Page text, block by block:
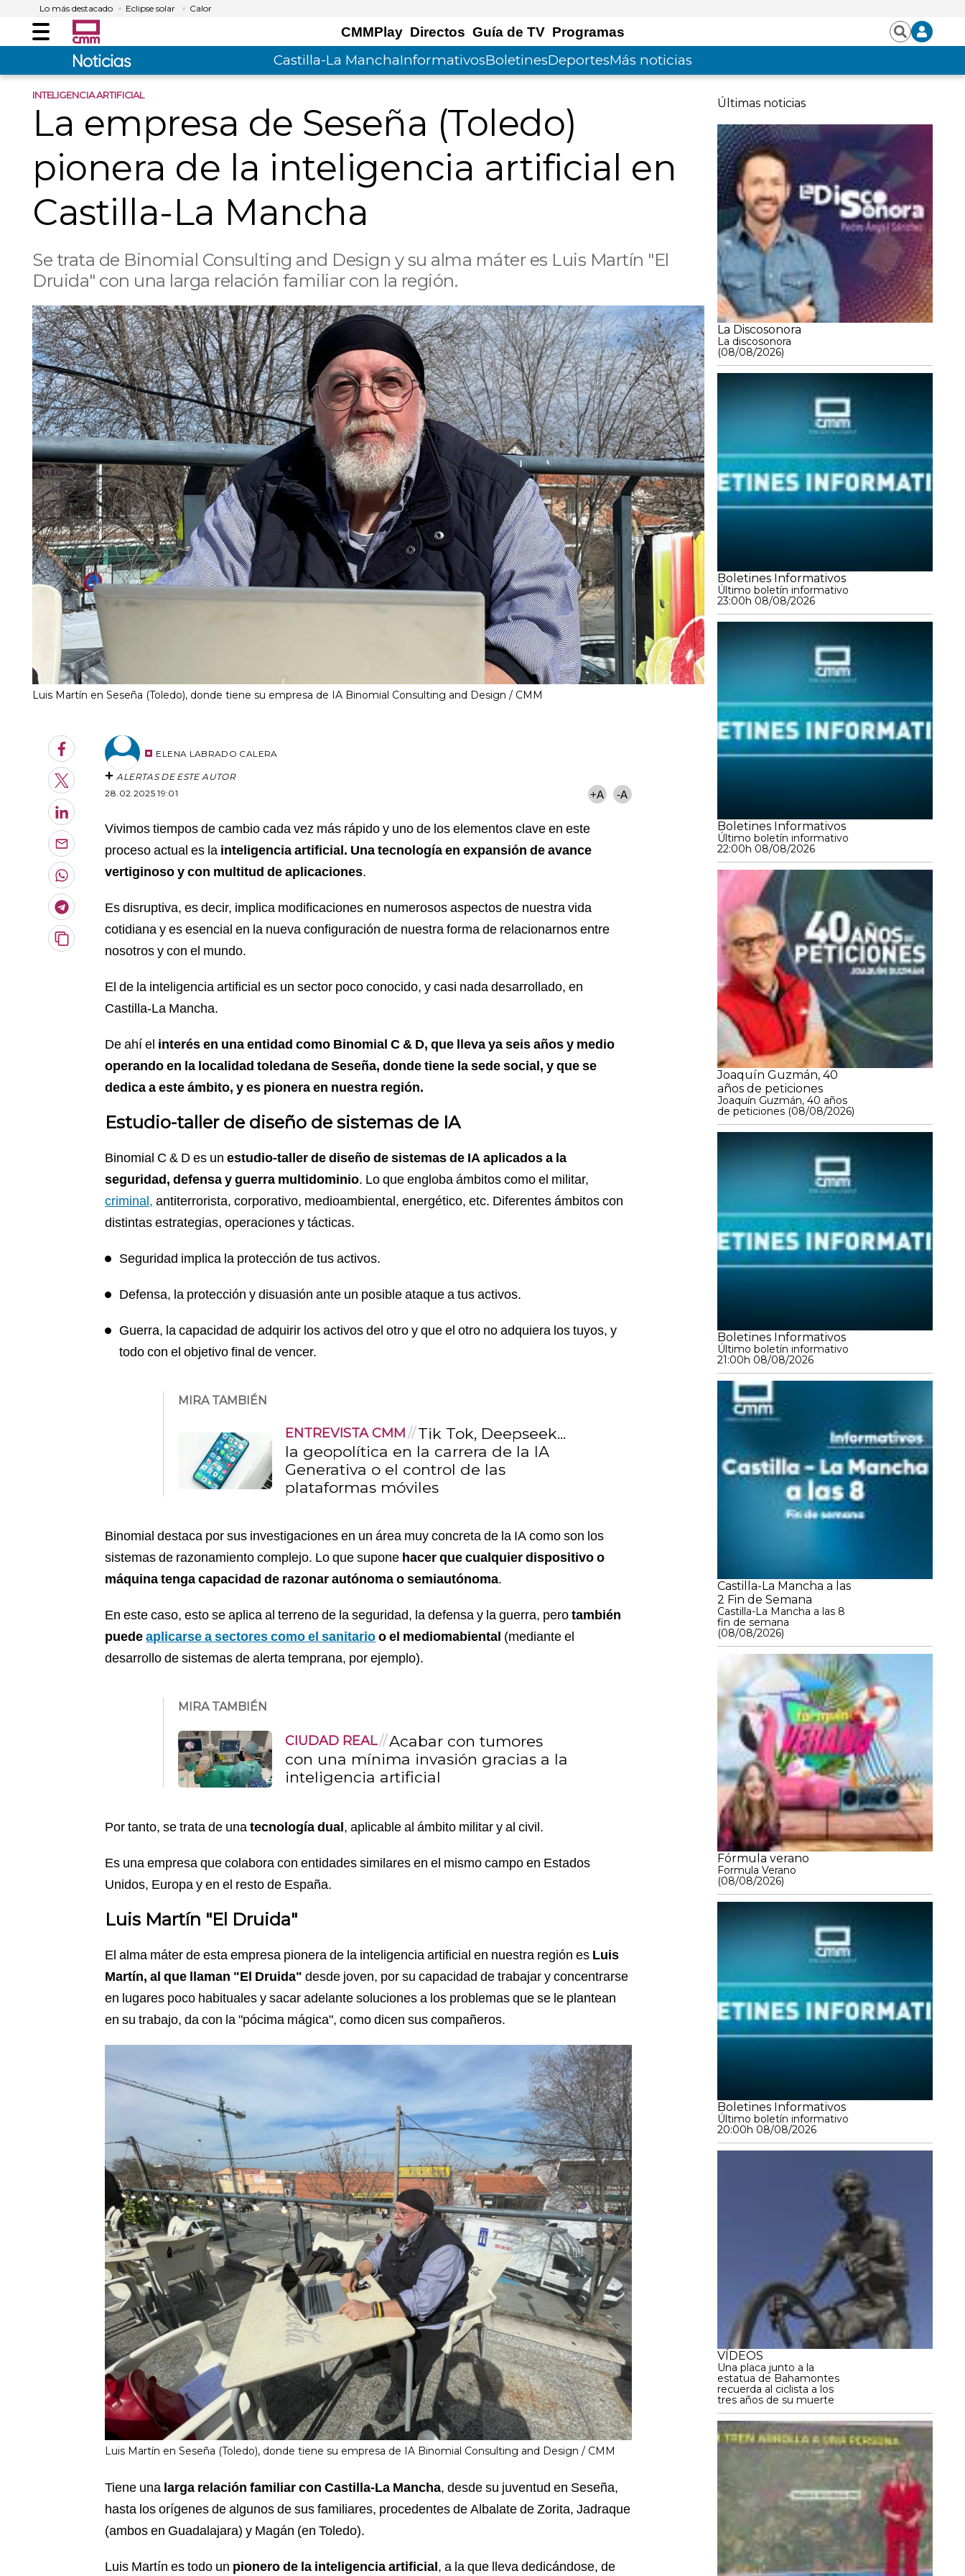
Lo más destacado Eclipse solar Calor
Menú CMMPlay Directos Guía de TV Programas BuscarIniciar
sesión
Castilla-La ManchaInformativosBoletinesDeportesMás noticias
INTELIGENCIA ARTIFICIAL
La empresa de Seseña (Toledo)
pionera de la inteligencia artificial en
Castilla-La Mancha
Se trata de Binomial Consulting and Design y su alma máter es Luis Martín "El
Druida" con una larga relación familiar con la región.
Luis Martín en Seseña (Toledo), donde tiene su empresa de IA Binomial Consulting and Design CMM
Facebook
Twitter
LinkedIn
Enviar
por
Email
Whatsapp
Telegram
Copiar
artículo
ELENA LABRADO CALERA
ALERTAS DE ESTE AUTOR
28.02.2025 19:01
+A -A
Vivimos tiempos de cambio cada vez más rápido y uno de los elementos clave en este
proceso actual es la inteligencia artificial. Una tecnología en expansión de avance
vertiginoso y con multitud de aplicaciones.
Es disruptiva, es decir, implica modificaciones en numerosos aspectos de nuestra vida
cotidiana y es esencial en la nueva configuración de nuestra forma de relacionarnos entre
nosotros y con el mundo.
El de la inteligencia artificial es un sector poco conocido, y casi nada desarrollado, en
Castilla-La Mancha.
De ahí el interés en una entidad como Binomial C & D, que lleva ya seis años y medio
operando en la localidad toledana de Seseña, donde tiene la sede social, y que se
dedica a este ámbito, y es pionera en nuestra región.
Estudio-taller de diseño de sistemas de IA
Binomial C & D es unestudio-taller de diseño de sistemas de IA aplicados a la
seguridad, defensa y guerra multidominio. Lo que engloba ámbitos como el militar,
criminal, antiterrorista, corporativo, medioambiental, energético, etc. Diferentes ámbitos con
distintas estrategias, operaciones y tácticas.
Seguridad implica la protección de tus activos.
Defensa, la protección y disuasión ante un posible ataque a tus activos.
Guerra, la capacidad de adquirir los activos del otro y que el otro no adquiera los tuyos, y
todo con el objetivo final de vencer.
MIRA TAMBIÉN
ENTREVISTA CMM
Tik Tok, Deepseek...
la geopolítica en la carrera de la IA
Generativa o el control de las
plataformas móviles
Binomial destaca por sus investigaciones en un área muy concreta de la IA como son los
sistemas de razonamiento complejo. Lo que supone hacer que cualquier dispositivo o
máquina tenga capacidad de razonar autónoma o semiautónoma.
En este caso, esto se aplica al terreno de la seguridad, la defensa y la guerra, perotambién
puedeaplicarse a sectores como el sanitarioo el mediomabiental (mediante el
desarrollo de sistemas de alerta temprana, por ejemplo).
MIRA TAMBIÉN
CIUDAD REAL
Acabar con tumores
con una mínima invasión gracias a la
inteligencia artificial
Por tanto, se trata de unatecnología dual, aplicable al ámbito militar y al civil.
Es una empresa que colabora con entidades similares en el mismo campo en Estados
Unidos, Europa y en el resto de España.
Luis Martín "El Druida"
El alma máter de esta empresa pionera de la inteligencia artificial en nuestra región es Luis
Martín, al que llaman "El Druida"desde joven, por su capacidad de trabajar y concentrarse
en lugares poco habituales y sacar adelante soluciones a los problemas que se le plantean
en su trabajo, da con la "pócima mágica", como dicen sus compañeros.
Luis Martín en Seseña (Toledo), donde tiene su empresa de IA Binomial Consulting and Design CMM
Tiene una larga relación familiar con Castilla-La Mancha, desde su juventud en Seseña,
hasta los orígenes de algunos de sus familiares, procedentes de Albalate de Zorita, Jadraque
(ambos en Guadalajara) y Magán (en Toledo).
Luis Martín es todo un pionero de la inteligencia artificial, a la que lleva dedicándose, de
Últimas noticias
La Discosonora
La discosonora
(08/08/2026)
Boletines Informativos
Último boletín informativo
23:00h 08/08/2026
Boletines Informativos
Último boletín informativo
22:00h 08/08/2026
Joaquín Guzmán, 40
años de peticiones
Joaquín Guzmán, 40 años
de peticiones (08/08/2026)
Boletines Informativos
Último boletín informativo
21:00h 08/08/2026
Castilla-La Mancha a las
2 Fin de Semana
Castilla-La Mancha a las 8
fin de semana
(08/08/2026)
Fórmula verano
Formula Verano
(08/08/2026)
Boletines Informativos
Último boletín informativo
20:00h 08/08/2026
VÍDEOS
Una placa junto a la
estatua de Bahamontes
recuerda al ciclista a los
tres años de su muerte